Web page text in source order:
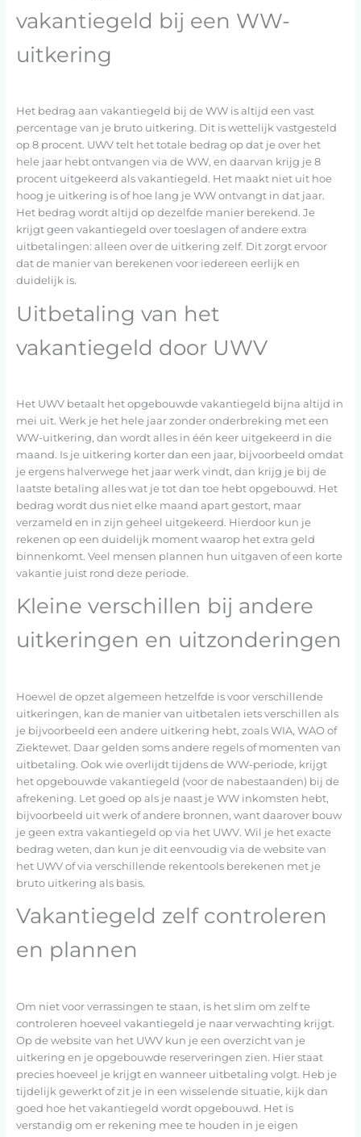
vakantiegeld bij een WW-
uitkering
Het bedrag aan vakantiegeld bij de WW is altijd een vast
percentage van je bruto uitkering. Dit is wettelijk vastgesteld
op 8 procent. UWV telt het totale bedrag op dat je over het
hele jaar hebt ontvangen via de WW, en daarvan krijg je 8
procent uitgekeerd als vakantiegeld. Het maakt niet uit hoe
hoog je uitkering is of hoe lang je WW ontvangt in dat jaar.
Het bedrag wordt altijd op dezelfde manier berekend. Je
krijgt geen vakantiegeld over toeslagen of andere extra
uitbetalingen: alleen over de uitkering zelf. Dit zorgt ervoor
dat de manier van berekenen voor iedereen eerlijk en
duidelijk is.
Uitbetaling van het
vakantiegeld door UWV
Het UWV betaalt het opgebouwde vakantiegeld bijna altijd in
mei uit. Werk je het hele jaar zonder onderbreking met een
WW-uitkering, dan wordt alles in één keer uitgekeerd in die
maand. Is je uitkering korter dan een jaar, bijvoorbeeld omdat
je ergens halverwege het jaar werk vindt, dan krijg je bij de
laatste betaling alles wat je tot dan toe hebt opgebouwd. Het
bedrag wordt dus niet elke maand apart gestort, maar
verzameld en in zijn geheel uitgekeerd. Hierdoor kun je
rekenen op een duidelijk moment waarop het extra geld
binnenkomt. Veel mensen plannen hun uitgaven of een korte
vakantie juist rond deze periode.
Kleine verschillen bij andere
uitkeringen en uitzonderingen
Hoewel de opzet algemeen hetzelfde is voor verschillende
uitkeringen, kan de manier van uitbetalen iets verschillen als
je bijvoorbeeld een andere uitkering hebt, zoals WIA, WAO of
Ziektewet. Daar gelden soms andere regels of momenten van
uitbetaling. Ook wie overlijdt tijdens de WW-periode, krijgt
het opgebouwde vakantiegeld (voor de nabestaanden) bij de
afrekening. Let goed op als je naast je WW inkomsten hebt,
bijvoorbeeld uit werk of andere bronnen, want daarover bouw
je geen extra vakantiegeld op via het UWV. Wil je het exacte
bedrag weten, dan kun je dit eenvoudig via de website van
het UWV of via verschillende rekentools berekenen met je
bruto uitkering als basis.
Vakantiegeld zelf controleren
en plannen
Om niet voor verrassingen te staan, is het slim om zelf te
controleren hoeveel vakantiegeld je naar verwachting krijgt.
Op de website van het UWV kun je een overzicht van je
uitkering en je opgebouwde reserveringen zien. Hier staat
precies hoeveel je krijgt en wanneer uitbetaling volgt. Heb je
tijdelijk gewerkt of zit je in een wisselende situatie, kijk dan
goed hoe het vakantiegeld wordt opgebouwd. Het is
verstandig om er rekening mee te houden in je eigen